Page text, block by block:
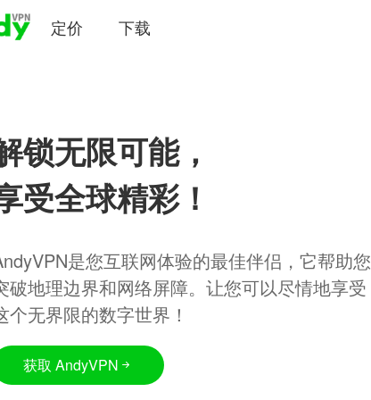
定价 下载
锁无限可能，
受全球精彩！
是您互联网体验的最佳伴侣，它帮助您
破地理边界和网络屏障。让您可以尽情地享受
个无界限的数字世界！
获取 AndyVPN